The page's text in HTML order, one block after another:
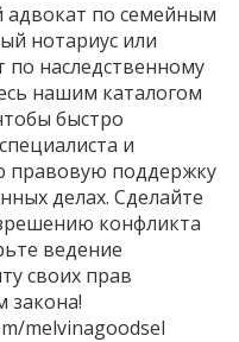
адвокат по семейным
нотариус или
наследственному
нашим каталогом
быстро
и
правовую поддержку
делах. Сделайте
конфликта
ведение
своих прав
закона!
melvinagoodsel